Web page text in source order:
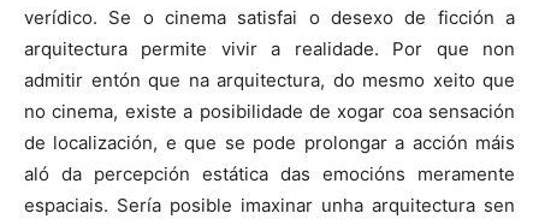
verídico. Se o cinema satisfai o desexo de ficción a
arquitectura permite vivir a realidade. Por que non
admitir entón que na arquitectura, do mesmo xeito que
no cinema, existe a posibilidade de xogar coa sensación
de localización, e que se pode prolongar a acción máis
aló da percepción estática das emocións meramente
espaciais. Sería posible imaxinar unha arquitectura sen